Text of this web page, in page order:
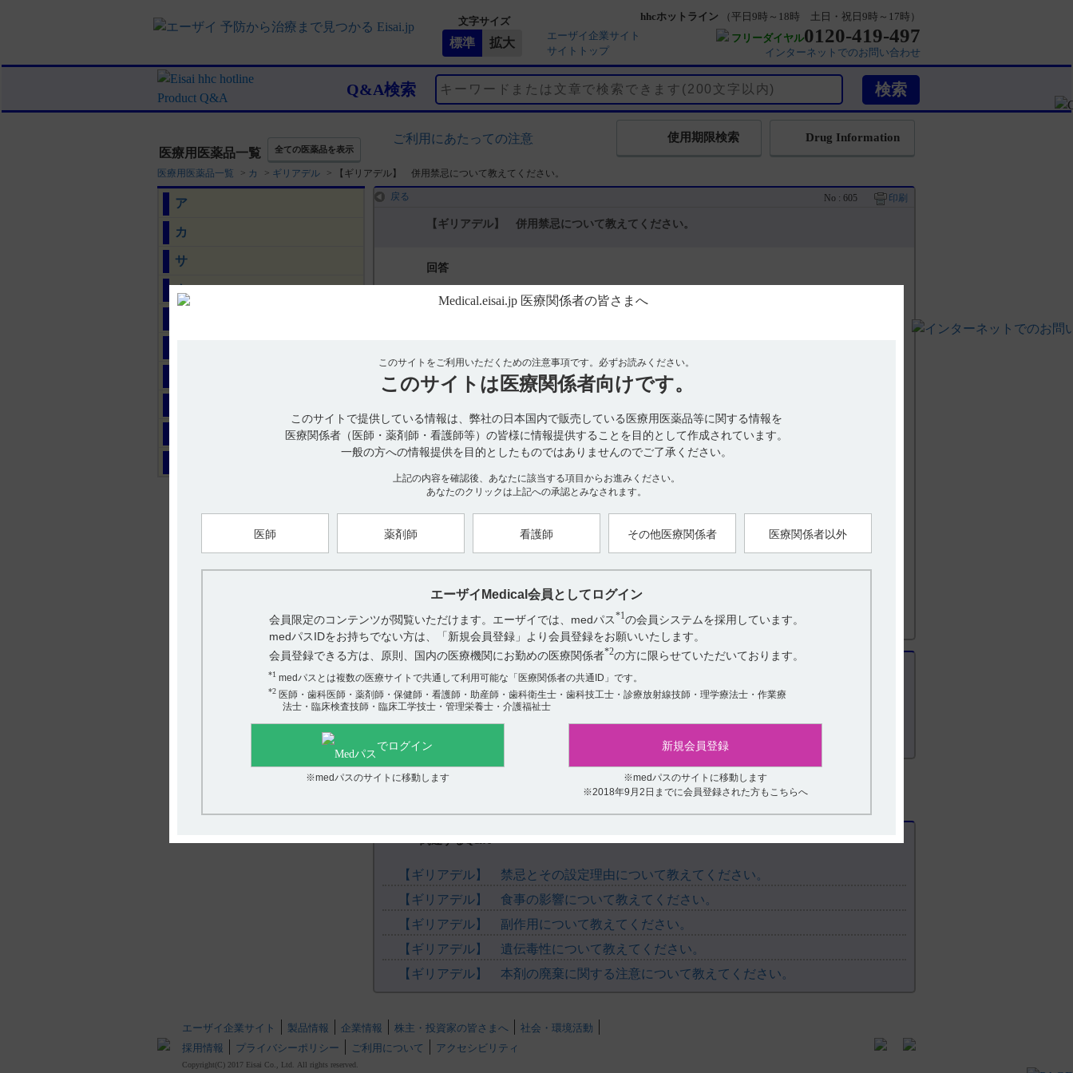
文字サイズ
エーザイ企業サイト
サイトトップ
hhcホットライン
（平日9時～18時 土日・祝日9時～17時）
フリーダイヤル0120-419-497
インターネットでのお問い合わせ
Q&A検索
医療用医薬品一覧 全ての医薬品を表示
ご利用にあたっての注意 Drug Information
使用期限検索
医療用医薬品一覧 > カ > ギリアデル > 【ギリアデル】 併用禁忌について教えてください。
ア
カ
サ
タ
このサイトをご利用いただくための注意事項です。 必ずお読みください。
このサイトは 医療関係者向けです。
このサイトで提供している情報は、弊社の日本国内で販売している医療用医薬品等に関する情報を
医療関係者（医師・薬剤師・看護師等）の皆様に情報提供することを目的として作成されています。
一般の方への情報提供を目的としたものではありませんのでご了承ください。
上記の内容を確認後、あなたに該当する項目からお進みください。
あなたのクリックは上記への承認とみなされます。
医師 薬剤師 看護師 その他医療関係者 医療関係者以外
エーザイMedical会員としてログイン
会員限定のコンテンツが閲覧いただけます。エーザイでは、medパス*1の会員システムを採用しています。
medパスIDをお持ちでない方は、「新規会員登録」より会員登録をお願いいたします。
会員登録できる方は、原則、国内の医療機関にお勤めの医療関係者*2の方に限らせていただいております。
*1medパスとは複数の医療サイトで共通して利用可能な「医療関係者の共通ID」です。
*2医師・歯科医師・薬剤師・保健師・看護師・助産師・歯科衛生士・歯科技工士・診療放射線技師・理学療法士・作業療
法士・臨床検査技師・臨床工学技士・管理栄養士・介護福祉士
でログイン
※medパスのサイトに移動します
新規会員登録
※medパスのサイトに移動します
※2018年9月2日までに会員登録された方もこちらへ
戻る No : 605 印刷
【ギリアデル】 併用禁忌について教えてください。
回答
電子添文には、併用禁忌に関する注意は設定されていません。（引用1）
・併用禁忌とその理由
設定されていない
・併用注意とその理由
設定されていない
本剤と他薬剤との相互作用については十分には評価されていない。化学療法と組み合わせて用いた際の本剤の
短期と長期の毒性プロファイルは十分には調査されていない。放射線治療と組み合わせて用いた際の本剤に起
因する急性又は慢性の副作用は報告されていない。
2)ギリアデル脳内留置用剤7.7mg インタビューフォーム 2024年3月改訂（第11版） VIII.安全性（使用上の注意
【更新年月】
2024年11月
役に立った
役に立たなかった
関連するQ&A
【ギリアデル】 禁忌とその設定理由について教えてください。
【ギリアデル】 食事の影響について教えてください。
【ギリアデル】 副作用について教えてください。
【ギリアデル】 遺伝毒性について教えてください。
【ギリアデル】 本剤の廃棄に関する注意について教えてください。
エーザイ企業サイト 製品情報 企業情報 株主・投資家の皆さまへ
社会・環境活動
採用情報
プライバシーポリシー ご利用について アクセシビリティ
Copyright(C) 2017 Eisai Co., Ltd. All rights reserved.